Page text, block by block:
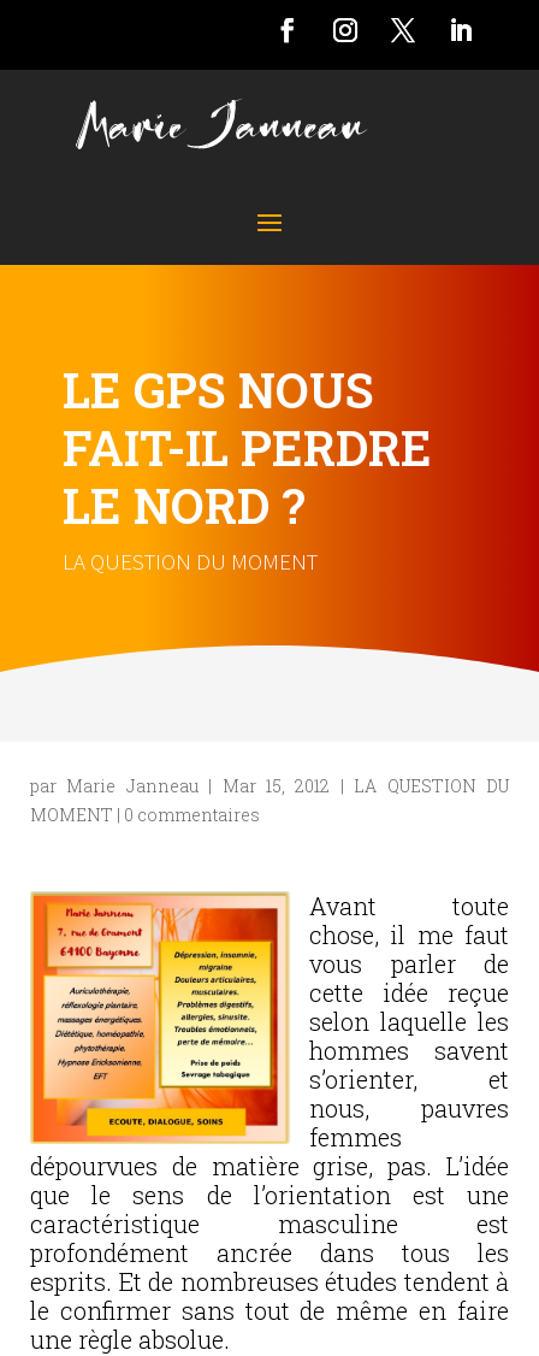
LE GPS NOUS
FAIT-IL PERDRE
LE NORD ?
LA QUESTION DU MOMENT
par Marie Janneau| Mar 15, 2012 | LA QUESTION DU
MOMENT | 0 commentaires
Avant toute
chose, il me faut
vous parler de
cette idée reçue
selon laquelle les
hommes savent
s’orienter, et
nous, pauvres
femmes
dépourvues de matière grise, pas. L’idée
que le sens de l’orientation est une
caractéristique masculine est
profondément ancrée dans tous les
esprits. Et de nombreuses études tendent à
le confirmer sans tout de même en faire
une règle absolue.